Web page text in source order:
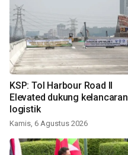
KSP: Tol Harbour Road II
Elevated dukung kelancaran
logistik
Kamis, 6 Agustus 2026